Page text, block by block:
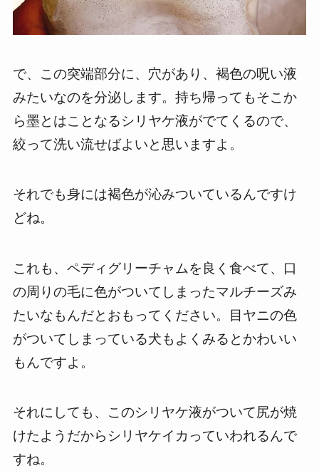
で、この突端部分に、穴があり、褐色の呪い液
みたいなのを分泌します。持ち帰ってもそこか
ら墨とはことなるシリヤケ液がでてくるので、
絞って洗い流せばよいと思いますよ。
それでも身には褐色が沁みついているんですけ
どね。
これも、ペディグリーチャムを良く食べて、口
の周りの毛に色がついてしまったマルチーズみ
たいなもんだとおもってください。目ヤニの色
がついてしまっている犬もよくみるとかわいい
もんですよ。
それにしても、このシリヤケ液がついて尻が焼
けたようだからシリヤケイカっていわれるんで
すね。